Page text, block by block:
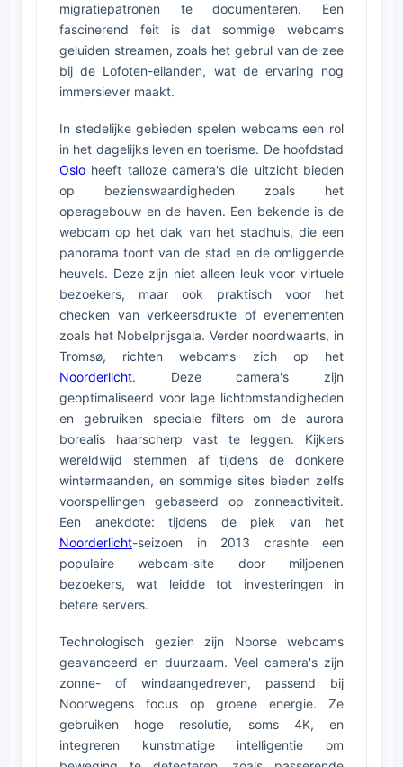
migratiepatronen te documenteren. Een
fascinerend feit is dat sommige webcams
geluiden streamen, zoals het gebrul van de zee
bij de Lofoten-eilanden, wat de ervaring nog
immersiever maakt.
In stedelijke gebieden spelen webcams een rol
in het dagelijks leven en toerisme. De hoofdstad
Oslo heeft talloze camera's die uitzicht bieden
op bezienswaardigheden zoals het
operagebouw en de haven. Een bekende is de
webcam op het dak van het stadhuis, die een
panorama toont van de stad en de omliggende
heuvels. Deze zijn niet alleen leuk voor virtuele
bezoekers, maar ook praktisch voor het
checken van verkeersdrukte of evenementen
zoals het Nobelprijsgala. Verder noordwaarts, in
Tromsø, richten webcams zich op het
Noorderlicht. Deze camera's zijn
geoptimaliseerd voor lage lichtomstandigheden
en gebruiken speciale filters om de aurora
borealis haarscherp vast te leggen. Kijkers
wereldwijd stemmen af tijdens de donkere
wintermaanden, en sommige sites bieden zelfs
voorspellingen gebaseerd op zonneactiviteit.
Een anekdote: tijdens de piek van het
Noorderlicht-seizoen in 2013 crashte een
populaire webcam-site door miljoenen
bezoekers, wat leidde tot investeringen in
betere servers.
Technologisch gezien zijn Noorse webcams
geavanceerd en duurzaam. Veel camera's zijn
zonne- of windaangedreven, passend bij
Noorwegens focus op groene energie. Ze
gebruiken hoge resolutie, soms 4K, en
integreren kunstmatige intelligentie om